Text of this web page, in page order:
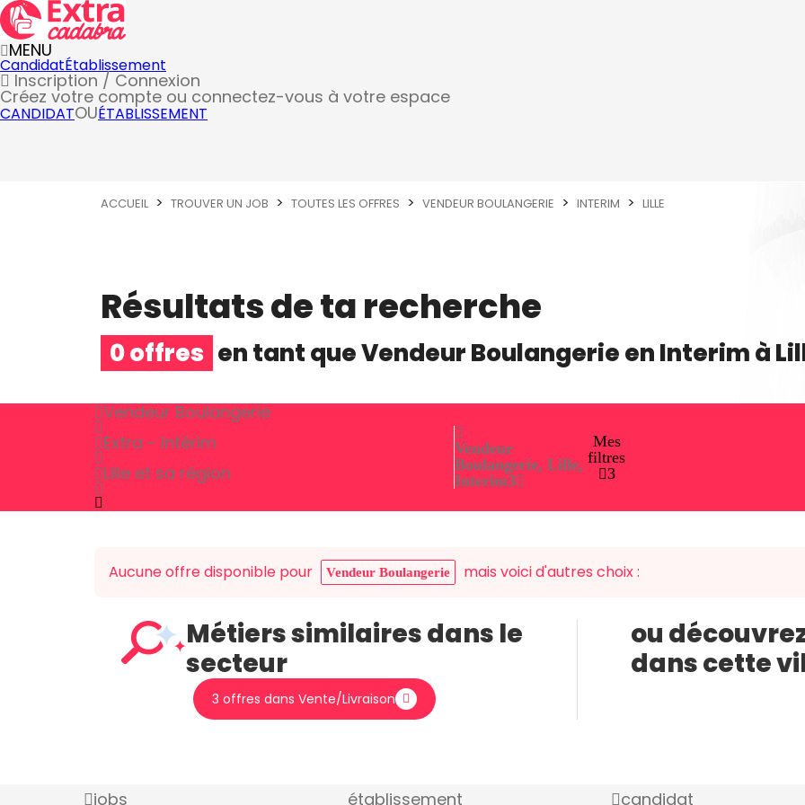
MENU
CandidatÉtablissement
Inscription / Connexion
Créez votre compte ou connectez-vous à votre espace
CANDIDATOUÉTABLISSEMENT
ACCUEIL TROUVER UN JOB TOUTES LES OFFRES VENDEUR BOULANGERIE INTERIM LILLE
Résultats de ta recherche
0 offres en tant queVendeur BoulangerieenInterimà
Vendeur Boulangerie
Extra - Intérim
Lille et sa région
Vendeur
Boulangerie, Lille,
Interim3
Mes
filtres
3
Aucune offre disponible pour Vendeur Boulangerie mais voici d'autres choix :
Métiers similaires dans le
secteur
3 offres dans Vente/Livraison
ou
dans cette
jobs établissement candidat